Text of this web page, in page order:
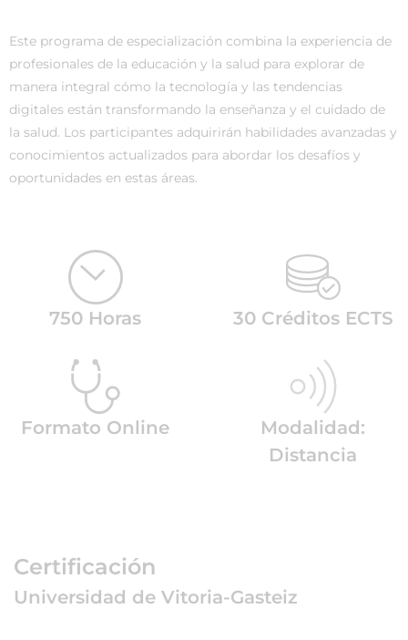
Este programa de especialización combina la experiencia de
profesionales de la educación y la salud para explorar de
manera integral cómo la tecnología y las tendencias
digitales están transformando la enseñanza y el cuidado de
la salud. Los participantes adquirirán habilidades avanzadas y
conocimientos actualizados para abordar los desafíos y
oportunidades en estas áreas.
750 Horas 30 Créditos ECTS
Formato Online
Modalidad:
Distancia
Certificación
Universidad de Vitoria-Gasteiz